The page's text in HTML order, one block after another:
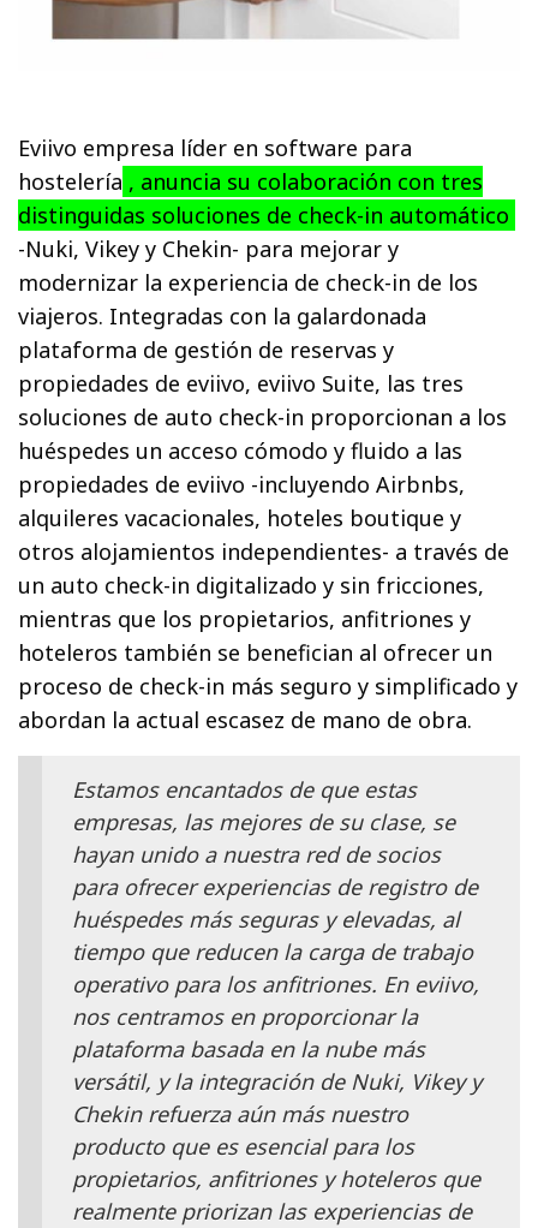
Eviivo empresa líder en software para
hostelería , anuncia su colaboración con tres
distinguidas soluciones de check-in automático
-Nuki, Vikey y Chekin- para mejorar y
modernizar la experiencia de check-in de los
viajeros. Integradas con la galardonada
plataforma de gestión de reservas y
propiedades de eviivo, eviivo Suite, las tres
soluciones de auto check-in proporcionan a los
huéspedes un acceso cómodo y fluido a las
propiedades de eviivo -incluyendo Airbnbs,
alquileres vacacionales, hoteles boutique y
otros alojamientos independientes- a través de
un auto check-in digitalizado y sin fricciones,
mientras que los propietarios, anfitriones y
hoteleros también se benefician al ofrecer un
proceso de check-in más seguro y simplificado y
abordan la actual escasez de mano de obra.
Estamos encantados de que estas
empresas, las mejores de su clase, se
hayan unido a nuestra red de socios
para ofrecer experiencias de registro de
huéspedes más seguras y elevadas, al
tiempo que reducen la carga de trabajo
operativo para los anfitriones. En eviivo,
nos centramos en proporcionar la
plataforma basada en la nube más
versátil, y la integración de Nuki, Vikey y
Chekin refuerza aún más nuestro
producto que es esencial para los
propietarios, anfitriones y hoteleros que
realmente priorizan las experiencias de